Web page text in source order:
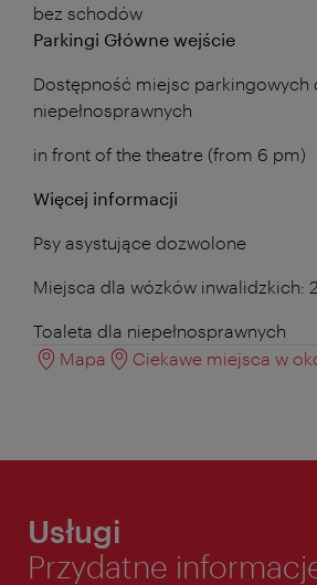
bez schodów
Parkingi Główne wejście
Dostępność miejsc parkingowych
niepełnosprawnych
in front of the theatre (from 6 pm)
Więcej informacji
Psy asystujące dozwolone
Miejsca dla wózków inwalidzkich:
Toaleta dla niepełnosprawnych
Mapa
Ciekawe miejsca w
Usługi
Przydatne